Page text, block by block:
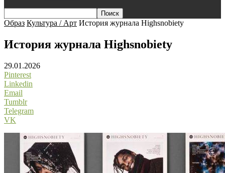
Образ Культура / Арт История журнала Highsnobiety
История журнала Highsnobiety
29.01.2026
Pinterest
Linkedin
Email
Tumblr
Telegram
VK